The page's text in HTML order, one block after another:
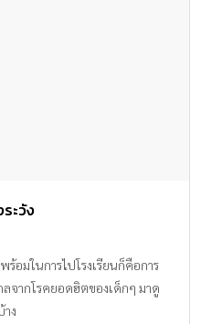
ะวัง
อมในการไปโรงเรียนก็คือการ
จากโรคยอดฮิตของเด็กๆ มาดู
ง